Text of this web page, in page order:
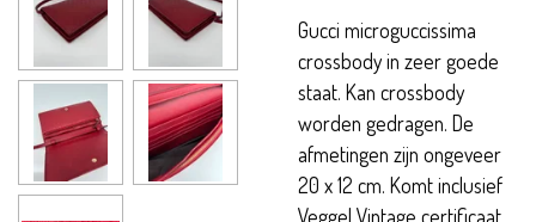
Gucci microguccissima
crossbody in zeer goede
staat. Kan crossbody
worden gedragen. De
afmetingen zijn ongeveer
20 x 12 cm. Komt inclusief
Veggel Vintage certificaat